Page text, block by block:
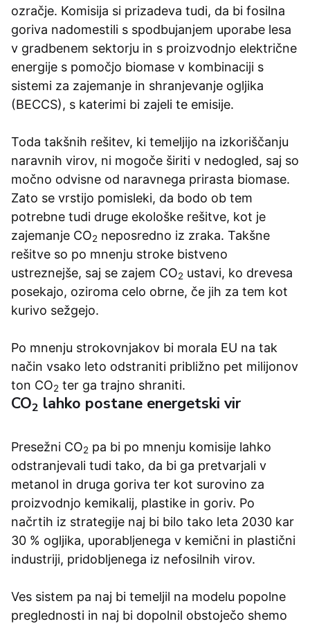
ozračje. Komisija si prizadeva tudi, da bi fosilna
goriva nadomestili s spodbujanjem uporabe lesa
v gradbenem sektorju in s proizvodnjo električne
energije s pomočjo biomase v kombinaciji s
sistemi za zajemanje in shranjevanje ogljika
(BECCS), s katerimi bi zajeli te emisije.
Toda takšnih rešitev, ki temeljijo na izkoriščanju
naravnih virov, ni mogoče širiti v nedogled, saj so
močno odvisne od naravnega prirasta biomase.
Zato se vrstijo pomisleki, da bodo ob tem
potrebne tudi druge ekološke rešitve, kot je
zajemanje CO2 neposredno iz zraka. Takšne
rešitve so po mnenju stroke bistveno
ustreznejše, saj se zajem CO2 ustavi, ko drevesa
posekajo, oziroma celo obrne, če jih za tem kot
kurivo sežgejo.
Po mnenju strokovnjakov bi morala EU na tak
način vsako leto odstraniti približno pet milijonov
ton CO2 ter ga trajno shraniti.
CO2 lahko postane energetski vir
Presežni CO2 pa bi po mnenju komisije lahko
odstranjevali tudi tako, da bi ga pretvarjali v
metanol in druga goriva ter kot surovino za
proizvodnjo kemikalij, plastike in goriv. Po
načrtih iz strategije naj bi bilo tako leta 2030 kar
30 % ogljika, uporabljenega v kemični in plastični
industriji, pridobljenega iz nefosilnih virov.
Ves sistem pa naj bi temeljil na modelu popolne
preglednosti in naj bi dopolnil obstoječo shemo